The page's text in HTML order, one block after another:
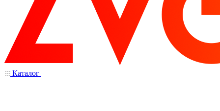
Каталог